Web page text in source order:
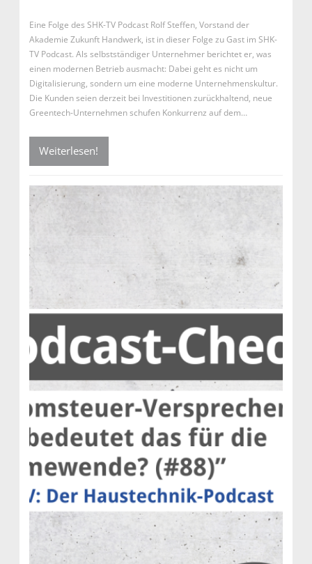
Eine Folge des SHK-TV Podcast Rolf Steffen, Vorstand der
Akademie Zukunft Handwerk, ist in dieser Folge zu Gast im SHK-
TV Podcast. Als selbstständiger Unternehmer berichtet er, was
einen modernen Betrieb ausmacht: Dabei geht es nicht um
Digitalisierung, sondern um eine moderne Unternehmenskultur.
Die Kunden seien derzeit bei Investitionen zurückhaltend, neue
Greentech-Unternehmen schufen Konkurrenz auf dem…
Weiterlesen!